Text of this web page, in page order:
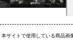
本サイトで使用している商品画